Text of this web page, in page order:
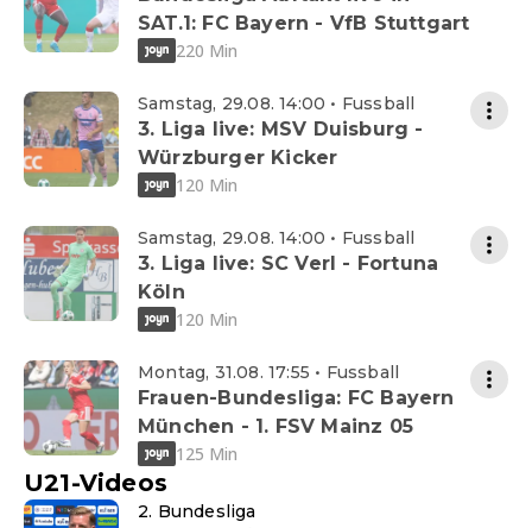
SAT.1: FC Bayern - VfB Stuttgart
220 Min
Samstag, 29.08. 14:00 • Fussball
3. Liga live: MSV Duisburg -
Würzburger Kicker
120 Min
Samstag, 29.08. 14:00 • Fussball
3. Liga live: SC Verl - Fortuna
Köln
120 Min
Montag, 31.08. 17:55 • Fussball
Frauen-Bundesliga: FC Bayern
München - 1. FSV Mainz 05
125 Min
U21-Videos
2. Bundesliga